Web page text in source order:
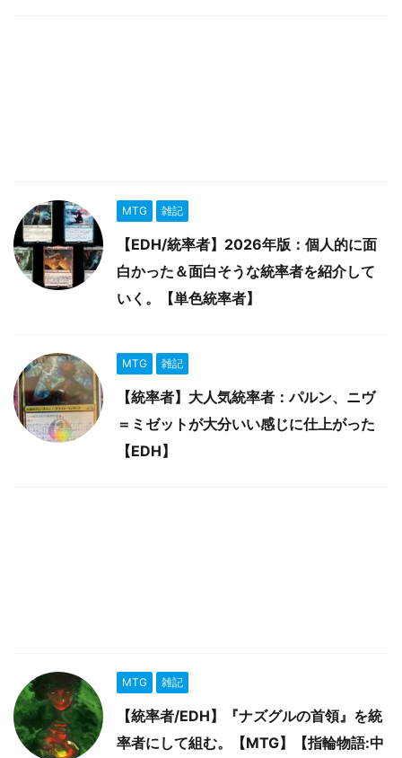
MTG 雑記
【EDH/統率者】2026年版：個人的に面
白かった＆面白そうな統率者を紹介して
いく。【単色統率者】
MTG 雑記
【統率者】大人気統率者：パルン、ニヴ
＝ミゼットが大分いい感じに仕上がった
【EDH】
MTG 雑記
【統率者/EDH】『ナズグルの首領』を統
率者にして組む。【MTG】【指輪物語:中